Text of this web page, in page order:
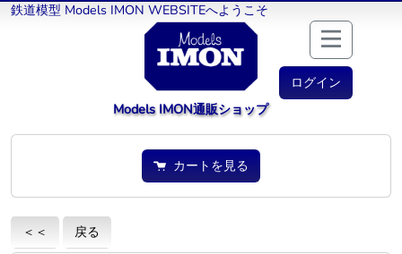
鉄道模型 Models IMON WEBSITEへようこそ
ログイン
Models IMON通販ショップ
カートを見る
＜＜ 戻る